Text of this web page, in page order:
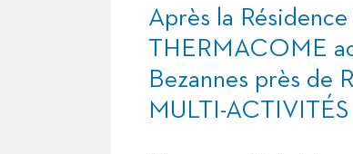
Après la
THERMACOME
Bezannes près de
MULTI-